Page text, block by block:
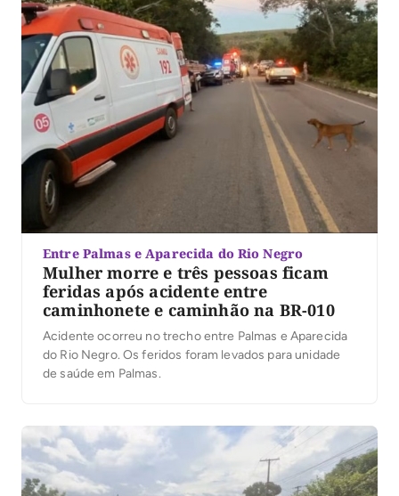
Entre Palmas e Aparecida do Rio Negro
Mulher morre e três pessoas ficam
feridas após acidente entre
caminhonete e caminhão na BR-010
Acidente ocorreu no trecho entre Palmas e Aparecida
do Rio Negro. Os feridos foram levados para unidade
de saúde em Palmas.